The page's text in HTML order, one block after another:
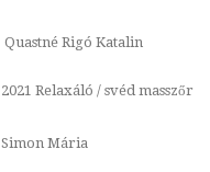
Quastné Rigó Katalin
2021 Relaxáló / svéd
Simon Mária